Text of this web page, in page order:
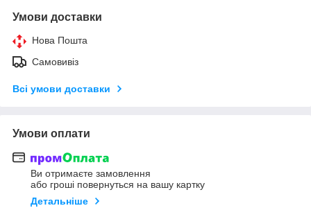
Умови доставки
Нова Пошта
Самовивіз
Всі умови доставки
Умови оплати
Ви отримаєте замовлення
або гроші повернуться на вашу картку
Детальніше